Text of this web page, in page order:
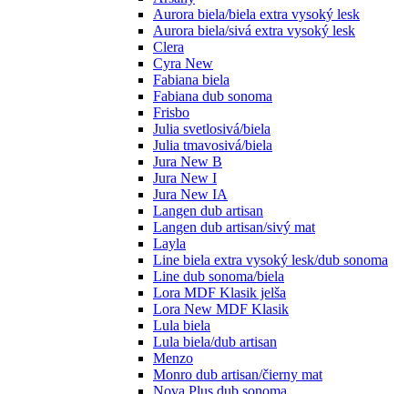
Aurora biela/biela extra vysoký lesk
Aurora biela/sivá extra vysoký lesk
Clera
Cyra New
Fabiana biela
Fabiana dub sonoma
Frisbo
Julia svetlosivá/biela
Julia tmavosivá/biela
Jura New B
Jura New I
Jura New IA
Langen dub artisan
Langen dub artisan/sivý mat
Layla
Line biela extra vysoký lesk/dub sonoma
Line dub sonoma/biela
Lora MDF Klasik jelša
Lora New MDF Klasik
Lula biela
Lula biela/dub artisan
Menzo
Monro dub artisan/čierny mat